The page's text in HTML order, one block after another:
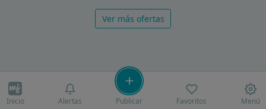
Ver más ofertas
Inicio Alertas Publicar Favoritos Menú